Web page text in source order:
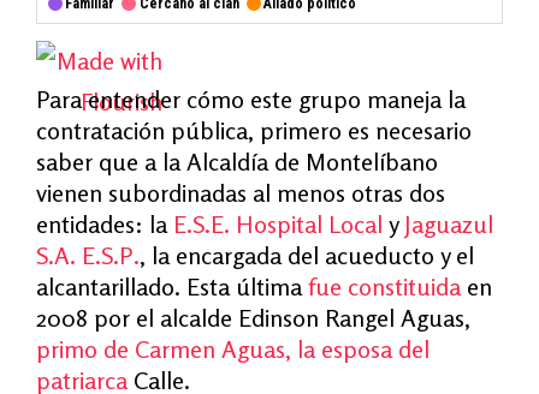
Para entender cómo este grupo maneja la
contratación pública, primero es necesario
saber que a la Alcaldía de Montelíbano
vienen subordinadas al menos otras dos
entidades: la E.S.E. Hospital Local y Jaguazul
S.A. E.S.P., la encargada del acueducto y el
alcantarillado. Esta última fue constituida en
2008 por el alcalde Edinson Rangel Aguas,
primo de Carmen Aguas, la esposa del
patriarca Calle.